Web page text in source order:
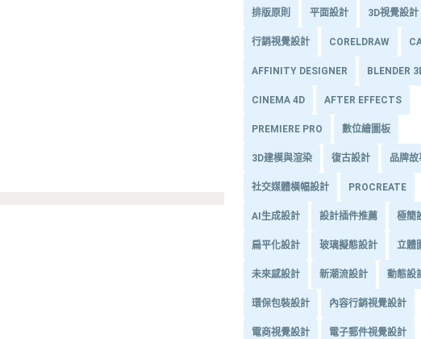
排版原則 平面設計 3D視覺設計
行銷視覺設計 CORELDRAW
AFFINITY DESIGNER BLENDER
CINEMA 4D AFTER EFFECTS
PREMIERE PRO 數位繪圖板
3D建模與渲染 復古設計 品牌
社交媒體橫幅設計 PROCREATE
AI生成設計 設計插件推薦 極簡
扁平化設計 玻璃擬態設計 立體
未來感設計 新潮流設計 動態設
環保包裝設計 內容行銷視覺設計
電商視覺設計 電子郵件視覺設計